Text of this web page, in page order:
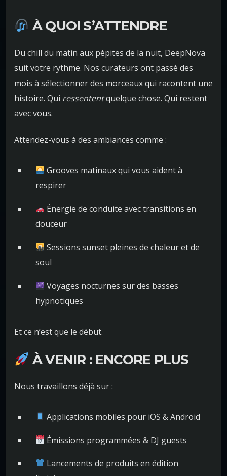
À QUOI S’ATTENDRE
Du chill du matin aux pépites de la nuit, DeepNova
suit votre rythme. Nos curateurs ont passé des
mois à sélectionner des morceaux qui racontent une
histoire. Qui ressententquelque chose. Qui restent
avec vous.
Attendez-vous à des ambiances comme :
Grooves matinaux qui vous aident à
respirer
Énergie de conduite avec transitions en
douceur
Sessions sunset pleines de chaleur et de
soul
Voyages nocturnes sur des basses
hypnotiques
Et ce n’est que le début.
À VENIR : ENCORE PLUS
Nous travaillons déjà sur :
Applications mobiles pour iOS & Android
Émissions programmées & DJ guests
Lancements de produits en édition